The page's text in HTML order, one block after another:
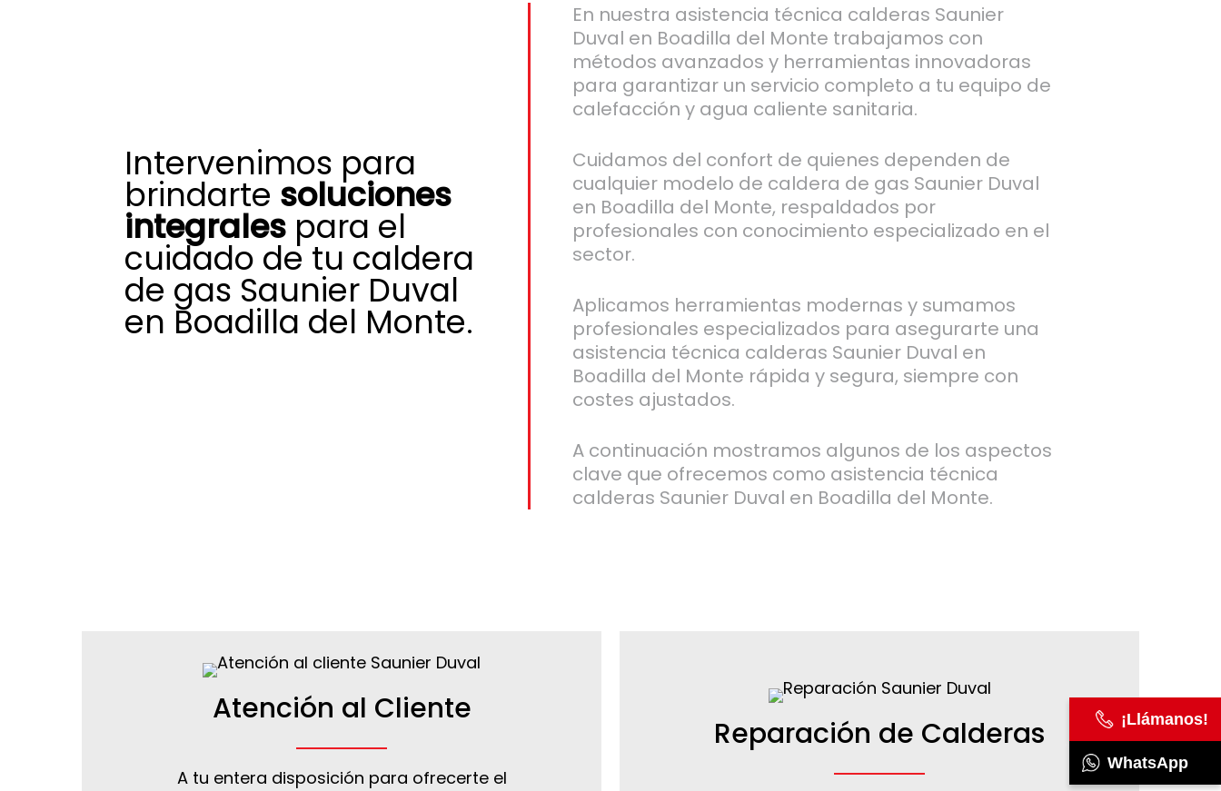
Intervenimos para
brindarte soluciones
integralespara el
cuidado de tu caldera
de gas Saunier Duval
en Boadilla del Monte.
En nuestra asistencia técnica calderas Saunier
Duval en Boadilla del Monte trabajamos con
métodos avanzados y herramientas innovadoras
para garantizar un servicio completo a tu equipo de
calefacción y agua caliente sanitaria.
Cuidamos del confort de quienes dependen de
cualquier modelo de caldera de gas Saunier Duval
en Boadilla del Monte, respaldados por
profesionales con conocimiento especializado en el
sector.
Aplicamos herramientas modernas y sumamos
profesionales especializados para asegurarte una
asistencia técnica calderas Saunier Duval en
Boadilla del Monte rápida y segura, siempre con
costes ajustados.
A continuación mostramos algunos de los aspectos
clave que ofrecemos como asistencia técnica
calderas Saunier Duval en Boadilla del Monte.
Atención al Cliente
A tu entera disposición para ofrecerte el
Reparación de Calderas ¡Llámanos!
WhatsApp